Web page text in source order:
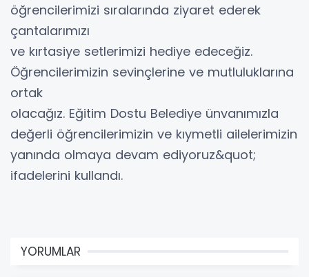
öğrencilerimizi sıralarında ziyaret ederek
çantalarımızı
ve kırtasiye setlerimizi hediye edeceğiz.
Öğrencilerimizin sevinçlerine ve mutluluklarına
ortak
olacağız. Eğitim Dostu Belediye ünvanımızla
değerli öğrencilerimizin ve kıymetli ailelerimizin
yanında olmaya devam ediyoruz&quot;
ifadelerini kullandı.
YORUMLAR